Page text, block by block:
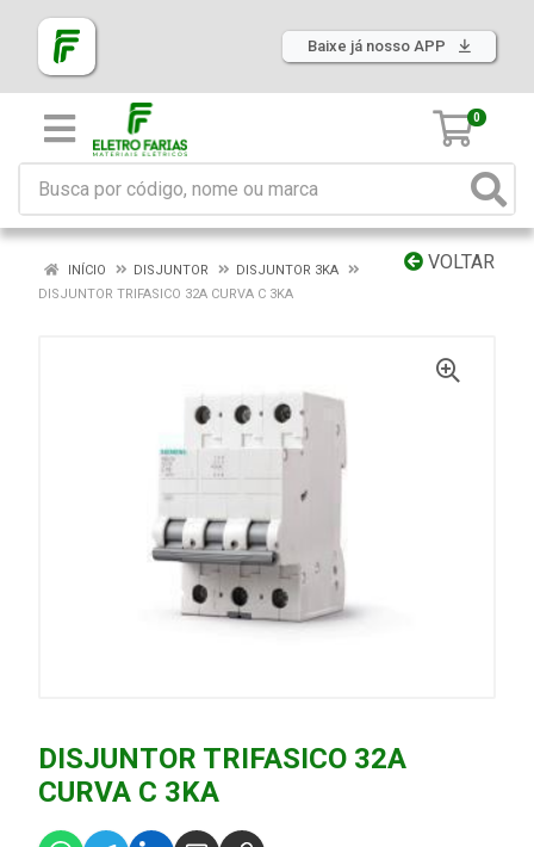
Baixe já nosso APP
0
VOLTAR
INÍCIO DISJUNTOR
DISJUNTOR 3KA
DISJUNTOR TRIFASICO 32A CURVA C 3KA
DISJUNTOR TRIFASICO 32A
CURVA C 3KA